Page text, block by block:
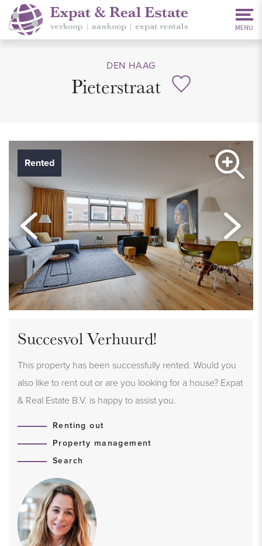
DEN HAAG
Pieterstraat
Rented
Succesvol Verhuurd!
This property has been successfully rented. Would you
also like to rent out or are you looking for a house? Expat
& Real Estate B.V. is happy to assist you.
Renting out
Property management
Search